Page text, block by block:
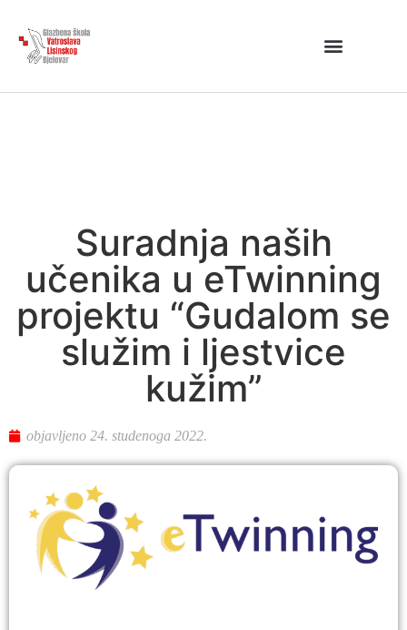
Suradnja naših
učenika u eTwinning
projektu “Gudalom se
služim i ljestvice
kužim”
objavljeno 24. studenoga 2022.